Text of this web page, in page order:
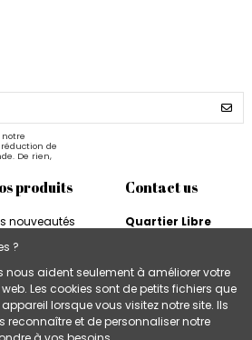
de
De rien,
produits
nouveautés
& Plannings
Libre
& Affiches
Libre
Contact us
Quartier Libre
31000 Toulouse
France
+33 9 74 97 02 06
?
nous aident seulement à améliorer votre
Les cookies sont de petits fichiers que
lorsque vous visitez notre site. Ils
reconnaître et de personnaliser notre